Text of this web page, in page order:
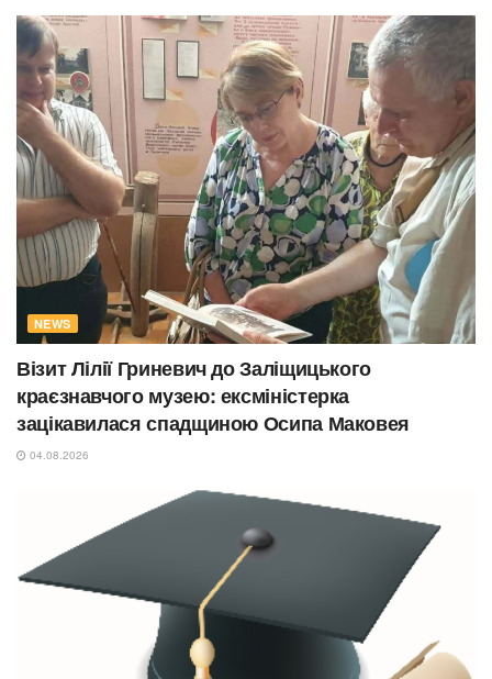
NEWS
Візит Лілії Гриневич до Заліщицького
краєзнавчого музею: ексміністерка
зацікавилася спадщиною Осипа Маковея
04.08.2026